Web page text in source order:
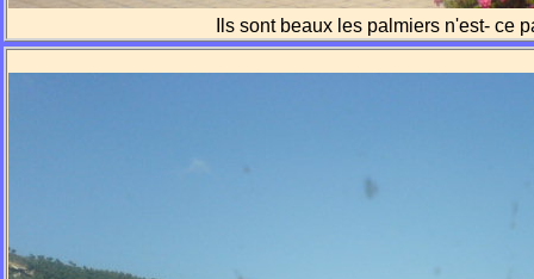
Ils sont beaux les palmiers n'est- ce